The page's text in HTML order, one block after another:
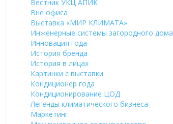
Вестник УКЦ АПИК
Вне офиса
Выставка «МИР КЛИМАТА»
Инженерные системы загородного дома
Инновация года
История бренда
История в лицах
Картинки с выставки
Кондиционер года
Кондиционирование ЦОД
Легенды климатического бизнеса
Маркетинг